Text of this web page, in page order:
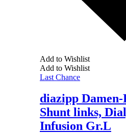
Add to Wishlist
Add to Wishlist
Last Chance
diazipp
Shunt links,
Infusion Gr.L